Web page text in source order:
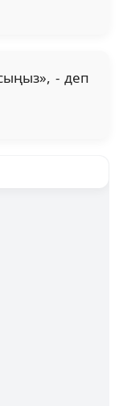
- деп